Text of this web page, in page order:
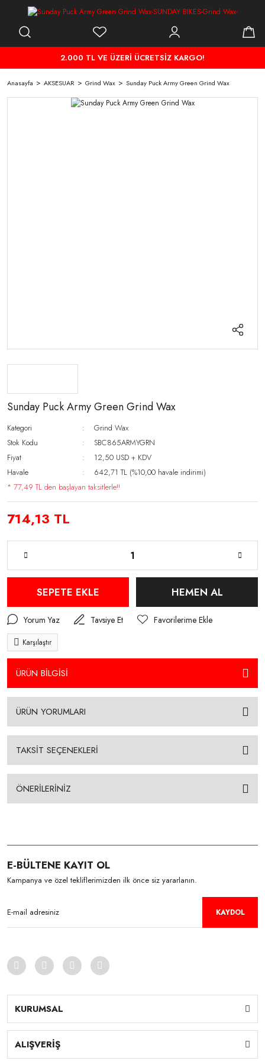
2.000 TL VE ÜZERİ ÜCRETSİZ KARGO!
Anasayfa AKSESUAR Grind Wax Sunday Puck Army Green Grind Wax
Sunday Puck Army Green Grind Wax
Kategori
Grind Wax
Stok Kodu
SBC865ARMYGRN
Fiyat
12,50 USD + KDV
Havale
642,71 TL (%10,00 havale indirimi)
* 77,49 TL den başlayan taksitlerle!!
714,13 TL
SEPETE EKLE HEMEN AL
Yorum Yaz Tavsiye Et
Karşılaştır
ÜRÜN BİLGİSİ
ÜRÜN YORUMLARI
TAKSİT SEÇENEKLERİ
ÖNERİLERİNİZ
E-BÜLTENE KAYIT OL
Kampanya ve özel tekliflerimizden ilk önce siz yararlanın.
KAYDOL
KURUMSAL
ALIŞVERİŞ